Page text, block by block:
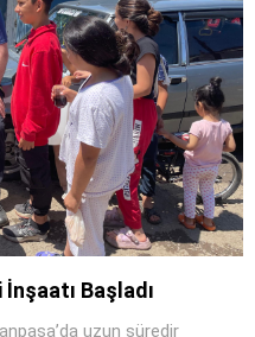
Başladı
uzun süredir